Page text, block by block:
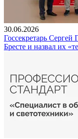
30.06.2026
Госсекретарь Сергей
Бресте и назвал их